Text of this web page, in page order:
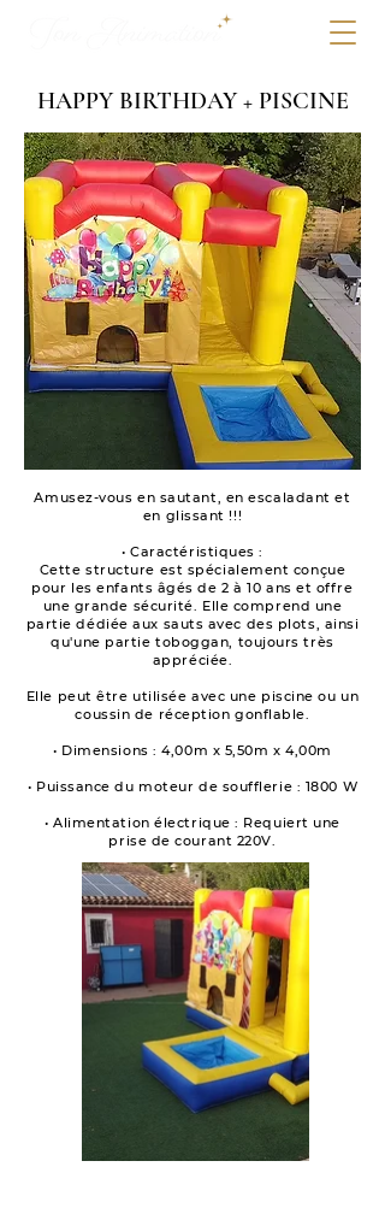
HAPPY BIRTHDAY + PISCINE
Amusez-vous en sautant, en escaladant et
en glissant !!!
• Caractéristiques :
Cette structure est spécialement conçue
pour les enfants âgés de 2 à 10 ans et offre
une grande sécurité. Elle comprend une
partie dédiée aux sauts avec des plots, ainsi
qu'une partie toboggan, toujours très
appréciée.
Elle peut être utilisée avec une piscine ou un
coussin de réception gonflable.
• Dimensions : 4,00m x 5,50m x 4,00m
• Puissance du moteur de soufflerie : 1800 W
• Alimentation électrique : Requiert une
prise de courant 220V.